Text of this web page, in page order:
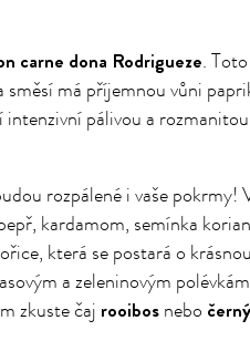
carne dona Rodrigueze.
má příjemnou vůni
pálivou a
rozpálené i vaše pokrmy!
kardamom, semínka
která se postará o
a zeleninovým
zkuste čaj rooibos nebo